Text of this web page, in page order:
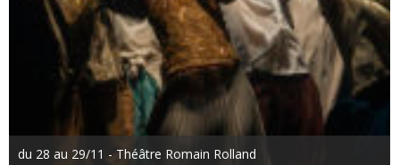
du 28 au 29/11 - Théâtre Romain Rolland